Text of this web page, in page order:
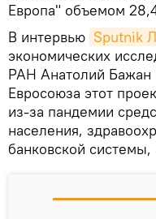
Европа" объемом
В интервью Sputnik
экономических
РАН Анатолий Бажан
Евросоюза этот
из-за пандемии
населения,
банковской системы,